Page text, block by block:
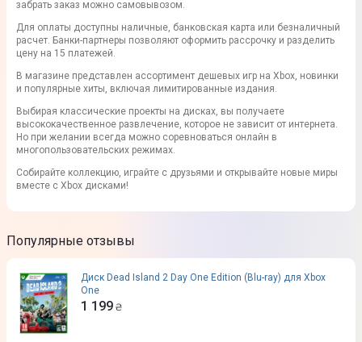
забрать заказ можно самовывозом.
Для оплаты доступны наличные, банковская карта или безналичный
расчет. Банки-партнеры позволяют оформить рассрочку и разделить
цену на 15 платежей.
В магазине представлен ассортимент дешевых игр на Xbox, новинки
и популярные хиты, включая лимитированные издания.
Выбирая классические проекты на дисках, вы получаете
высококачественное развлечение, которое не зависит от интернета.
Но при желании всегда можно соревноваться онлайн в
многопользовательских режимах.
Собирайте коллекцию, играйте с друзьями и открывайте новые миры
вместе с Xbox дисками!
Популярные отзывы
Диск Dead Island 2 Day One Edition (Blu-ray) для Xbox
One
1 199 ₴